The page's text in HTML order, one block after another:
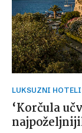
LUKSUZNI HOTELI
‘Korčula